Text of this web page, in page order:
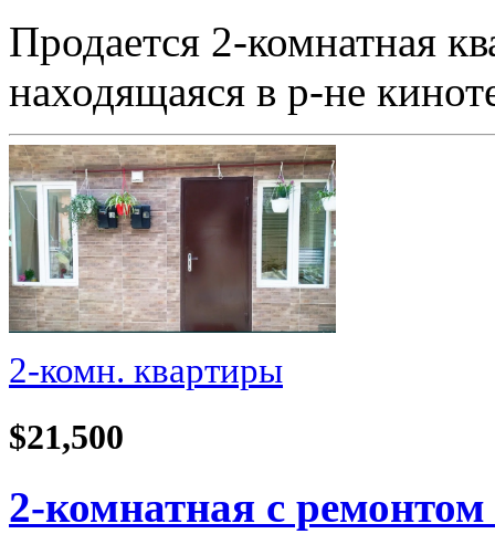
Продается 2-комнатная
находящаяся в р-не
2-комн. квартиры
$21,500
2-комнатная с